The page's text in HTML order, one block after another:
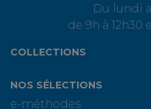
Du lundi
de 9h à 12h30
COLLECTIONS
NOS SÉLECTIONS
e-méthodes